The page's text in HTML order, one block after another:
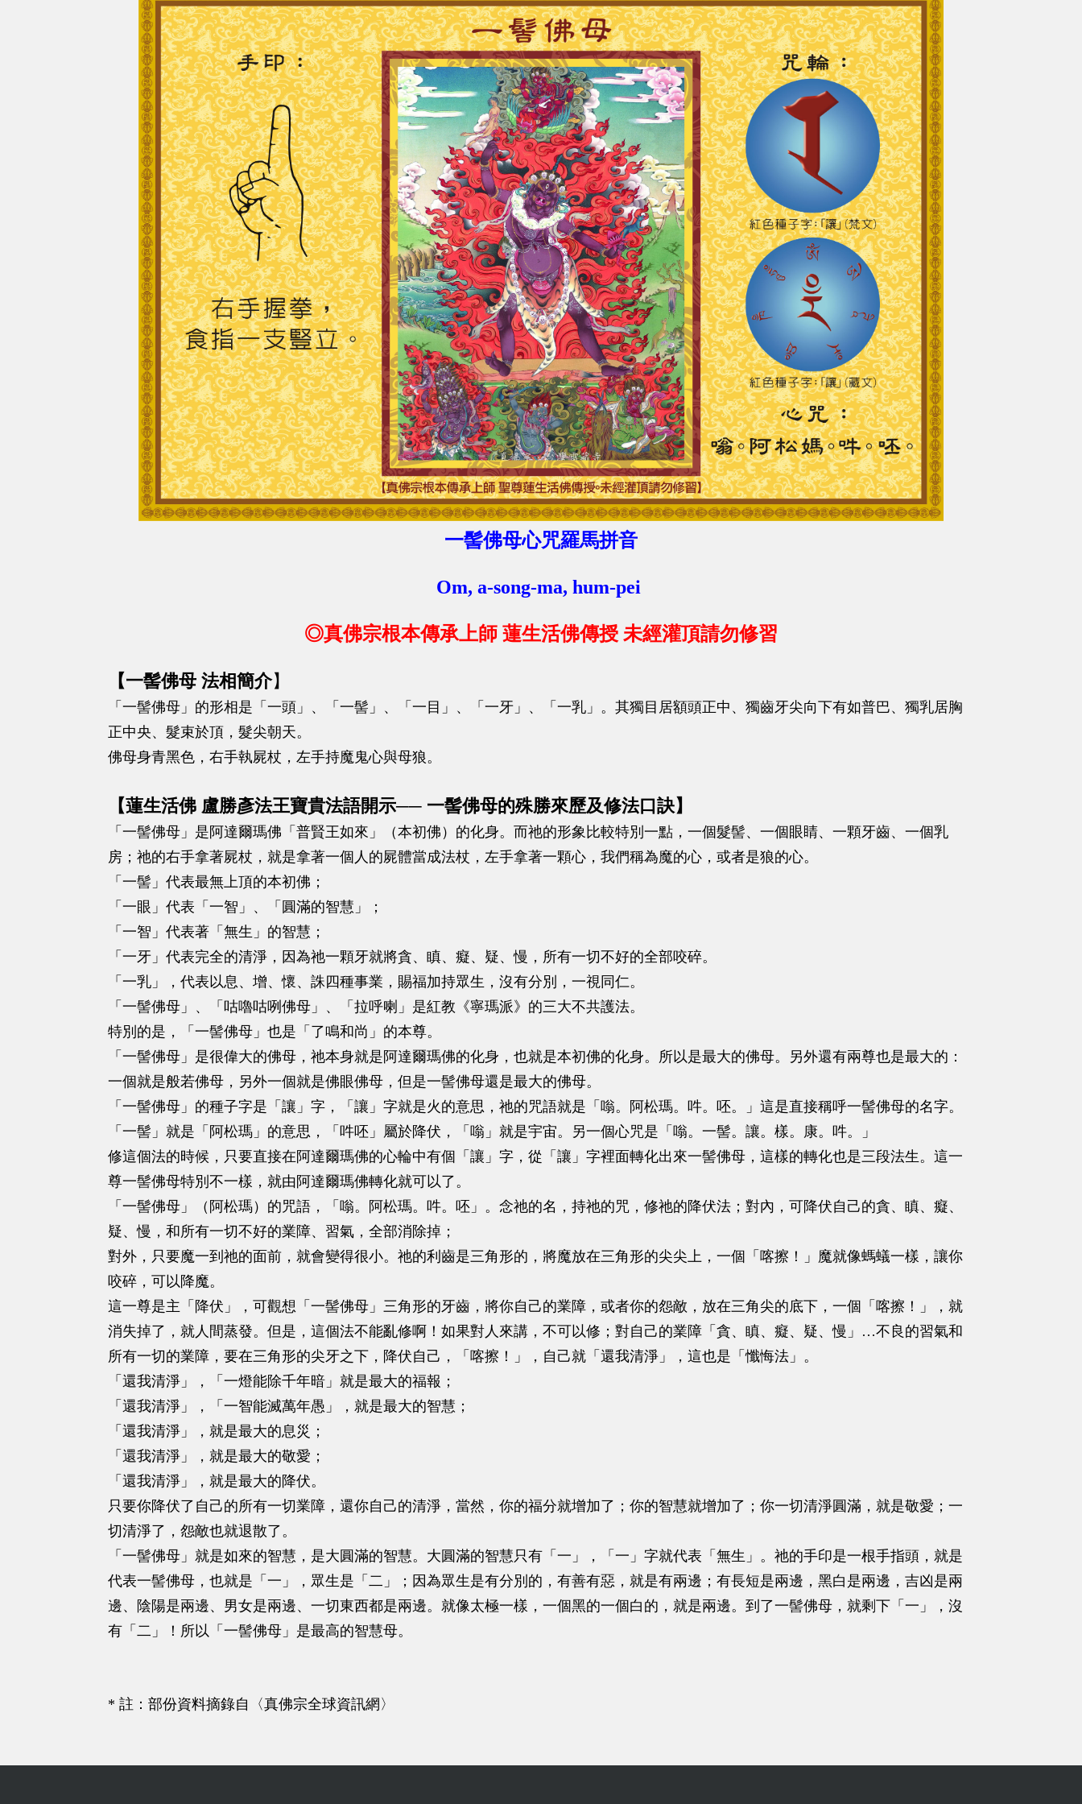
一髻佛母心咒羅馬拼音
Om, a-song-ma, hum-pei
◎真佛宗根本傳承上師 蓮生活佛傳授 未經灌頂請勿修習
【一髻佛母 法相簡介】
「一髻佛母」的形相是「一頭」、「一髻」、「一目」、「一牙」、「一乳」。其獨目居額頭正中、獨齒牙尖向下有如普巴、獨乳居胸
正中央、髮束於頂，髮尖朝天。
佛母身青黑色，右手執屍杖，左手持魔鬼心與母狼。
【蓮生活佛 盧勝彥法王寶貴法語開示── 一髻佛母的殊勝來歷及修法口訣】
「一髻佛母」是阿達爾瑪佛「普賢王如來」（本初佛）的化身。而祂的形象比較特別一點，一個髮髻、一個眼睛、一顆牙齒、一個乳
房；祂的右手拿著屍杖，就是拿著一個人的屍體當成法杖，左手拿著一顆心，我們稱為魔的心，或者是狼的心。
「一髻」代表最無上頂的本初佛；
「一眼」代表「一智」、「圓滿的智慧」；
「一智」代表著「無生」的智慧；
「一牙」代表完全的清淨，因為祂一顆牙就將貪、瞋、癡、疑、慢，所有一切不好的全部咬碎。
「一乳」，代表以息、增、懷、誅四種事業，賜福加持眾生，沒有分別，一視同仁。
「一髻佛母」、「咕嚕咕咧佛母」、「拉呼喇」是紅教《寧瑪派》的三大不共護法。
特別的是，「一髻佛母」也是「了鳴和尚」的本尊。
「一髻佛母」是很偉大的佛母，祂本身就是阿達爾瑪佛的化身，也就是本初佛的化身。所以是最大的佛母。另外還有兩尊也是最大的：
一個就是般若佛母，另外一個就是佛眼佛母，但是一髻佛母還是最大的佛母。
「一髻佛母」的種子字是「讓」字，「讓」字就是火的意思，祂的咒語就是「嗡。阿松瑪。吽。呸。」這是直接稱呼一髻佛母的名字。
「一髻」就是「阿松瑪」的意思，「吽呸」屬於降伏，「嗡」就是宇宙。另一個心咒是「嗡。一髻。讓。樣。康。吽。」
修這個法的時候，只要直接在阿達爾瑪佛的心輪中有個「讓」字，從「讓」字裡面轉化出來一髻佛母，這樣的轉化也是三段法生。這一
尊一髻佛母特別不一樣，就由阿達爾瑪佛轉化就可以了。
「一髻佛母」（阿松瑪）的咒語，「嗡。阿松瑪。吽。呸」。念祂的名，持祂的咒，修祂的降伏法；對內，可降伏自己的貪、瞋、癡、
疑、慢，和所有一切不好的業障、習氣，全部消除掉；
對外，只要魔一到祂的面前，就會變得很小。祂的利齒是三角形的，將魔放在三角形的尖尖上，一個「喀擦！」魔就像螞蟻一樣，讓你
咬碎，可以降魔。
這一尊是主「降伏」，可觀想「一髻佛母」三角形的牙齒，將你自己的業障，或者你的怨敵，放在三角尖的底下，一個「喀擦！」，就
消失掉了，就人間蒸發。但是，這個法不能亂修啊！如果對人來講，不可以修；對自己的業障「貪、瞋、癡、疑、慢」…不良的習氣和
所有一切的業障，要在三角形的尖牙之下，降伏自己，「喀擦！」，自己就「還我清淨」，這也是「懺悔法」。
「還我清淨」，「一燈能除千年暗」就是最大的福報；
「還我清淨」，「一智能滅萬年愚」，就是最大的智慧；
「還我清淨」，就是最大的息災；
「還我清淨」，就是最大的敬愛；
「還我清淨」，就是最大的降伏。
只要你降伏了自己的所有一切業障，還你自己的清淨，當然，你的福分就增加了；你的智慧就增加了；你一切清淨圓滿，就是敬愛；一
切清淨了，怨敵也就退散了。
「一髻佛母」就是如來的智慧，是大圓滿的智慧。大圓滿的智慧只有「一」，「一」字就代表「無生」。祂的手印是一根手指頭，就是
代表一髻佛母，也就是「一」，眾生是「二」；因為眾生是有分別的，有善有惡，就是有兩邊；有長短是兩邊，黑白是兩邊，吉凶是兩
邊、陰陽是兩邊、男女是兩邊、一切東西都是兩邊。就像太極一樣，一個黑的一個白的，就是兩邊。到了一髻佛母，就剩下「一」，沒
有「二」！所以「一髻佛母」是最高的智慧母。
* 註：部份資料摘錄自〈真佛宗全球資訊網〉